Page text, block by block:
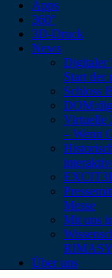
Apps
360°
3D-Druck
News
Digitaler
Start der
Schloss
Virtuelle
– Wenn
Messe
Mit uns
Über uns